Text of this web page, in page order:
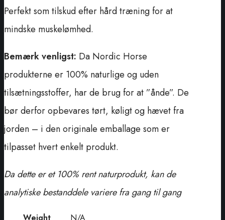
Perfekt som tilskud efter hård træning for at
mindske muskelømhed.
Bemærk venligst: Da Nordic Horse
produkterne er 100% naturlige og uden
tilsætningsstoffer, har de brug for at ”ånde”. De
bør derfor opbevares tørt, køligt og hævet fra
jorden – i den originale emballage som er
tilpasset hvert enkelt produkt.
Da dette er et 100% rent naturprodukt, kan de
analytiske bestanddele variere fra gang til gang
Weight N/A